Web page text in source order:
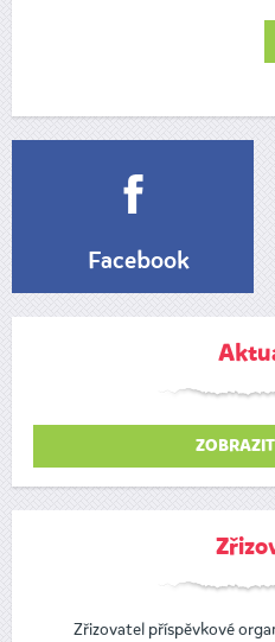
Facebook
Zřizovatel příspěvkové